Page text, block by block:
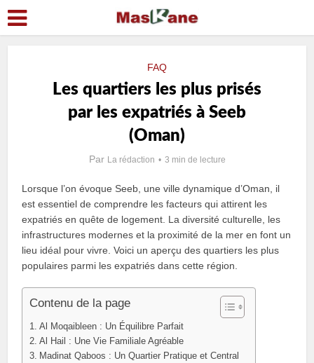
FAQ
Les quartiers les plus prisés
par les expatriés à Seeb
(Oman)
Par La rédaction 3 min de lecture
Lorsque l’on évoque Seeb, une ville dynamique d’Oman, il
est essentiel de comprendre les facteurs qui attirent les
expatriés en quête de logement. La diversité culturelle, les
infrastructures modernes et la proximité de la mer en font un
lieu idéal pour vivre. Voici un aperçu des quartiers les plus
populaires parmi les expatriés dans cette région.
Contenu de la page
Al Moqaibleen : Un Équilibre Parfait
Al Hail : Une Vie Familiale Agréable
Madinat Qaboos : Un Quartier Pratique et Central